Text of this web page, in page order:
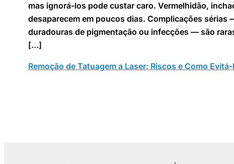
mas ignorá-los pode custar caro. Vermelhidão,
desaparecem em poucos dias. Complicações
duradouras de pigmentação ou infecções — são
[…]
Remoção de Tatuagem a Laser: Riscos e Como